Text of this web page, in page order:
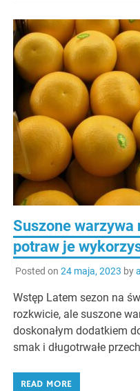
Suszone
potraw je
Posted on 24 maja, 2023 by
Wstęp Latem sezon na
rozkwicie, ale suszone
doskonałym dodatkiem
smak i długotrwałe
READ MORE